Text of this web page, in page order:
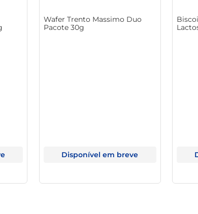
biscoito Maria Vitarella se destacam em cada
e a crocância, fazendo dele uma opção que
Wafer Trento Massimo Duo
Pacote 30g
Disponível em breve